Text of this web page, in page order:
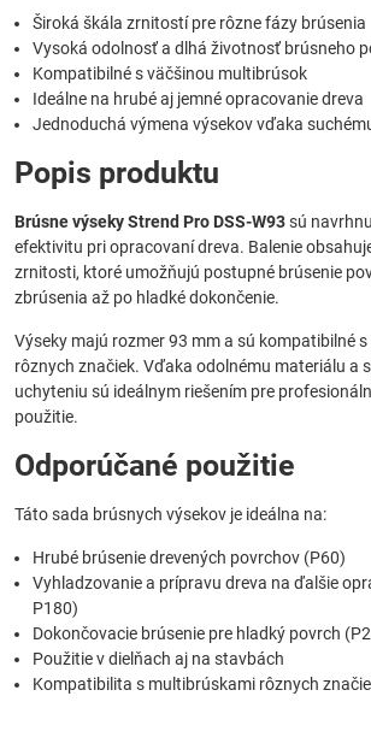
Široká škála zrnitostí pre rôzne fázy brúsenia
Vysoká odolnosť a dlhá životnosť brúsneho
Kompatibilné s väčšinou multibrúsok
Ideálne na hrubé aj jemné opracovanie dreva
Jednoduchá výmena výsekov vďaka
Popis produktu
Brúsne výseky Strend Pro DSS-W93sú
efektivitu pri opracovaní dreva. Balenie
zrnitosti, ktoré umožňujú postupné brúsenie
zbrúsenia až po hladké dokončenie.
Výseky majú rozmer 93 mm a sú kompatibilné
rôznych značiek. Vďaka odolnému materiálu a
uchyteniu sú ideálnym riešením pre
použitie.
Odporúčané použitie
Táto sada brúsnych výsekov je ideálna na:
Hrubé brúsenie drevených povrchov (P60)
Vyhladzovanie a prípravu dreva na ďalšie
P180)
Dokončovacie brúsenie pre hladký povrch
Použitie v dielňach aj na stavbách
Kompatibilita s multibrúskami rôznych